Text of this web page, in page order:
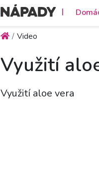
|
Video
Využití
Využití aloe vera